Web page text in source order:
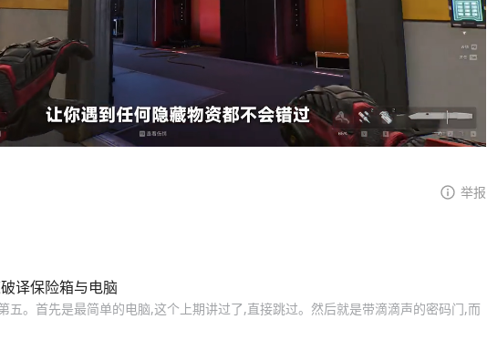
举报
译保险箱与电脑
五。首先是最简单的电脑,这个上期讲过了,直接跳过。然后就是带滴滴声的密码门,而